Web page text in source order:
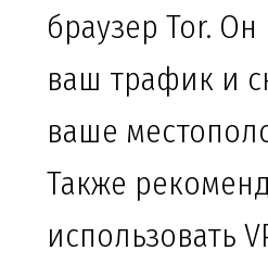
браузер Tor.
ваш трафик и
ваше
Также
использовать